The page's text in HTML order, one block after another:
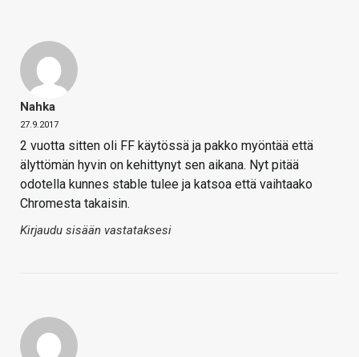
Nahka
27.9.2017
2 vuotta sitten oli FF käytössä ja pakko myöntää että
älyttömän hyvin on kehittynyt sen aikana. Nyt pitää
odotella kunnes stable tulee ja katsoa että vaihtaako
Chromesta takaisin.
Kirjaudu sisään vastataksesi